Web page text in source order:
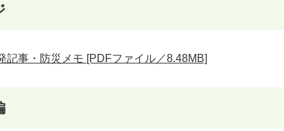
記事・防災メモ [PDFファイル／8.48MB]